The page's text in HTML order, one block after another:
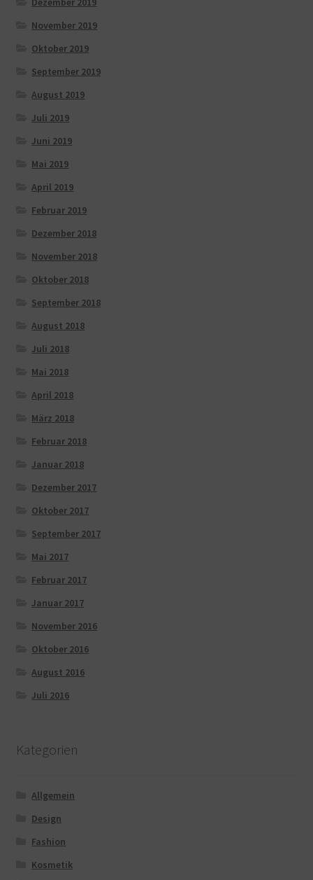
November 2019
Oktober 2019
September 2019
August 2019
Juli 2019
Juni 2019
Mai 2019
April 2019
Februar 2019
Dezember 2018
November 2018
Oktober 2018
September 2018
August 2018
Juli 2018
Mai 2018
April 2018
März 2018
Februar 2018
Januar 2018
Dezember 2017
Oktober 2017
September 2017
Mai 2017
Februar 2017
Januar 2017
November 2016
Oktober 2016
August 2016
Juli 2016
Kategorien
Allgemein
Design
Fashion
Kosmetik